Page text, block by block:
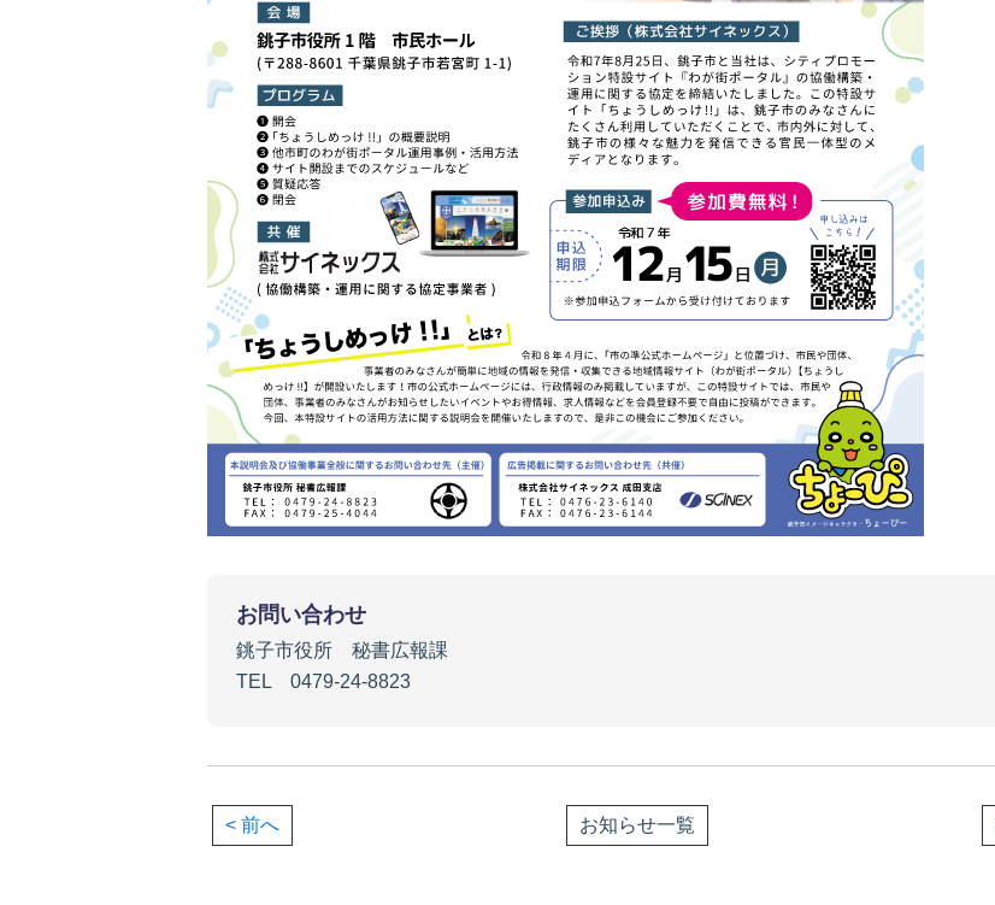
お問い合わせ
銚子市役所 秘書広報課
TEL 0479-24-8823
< 前へ お知らせ一覧